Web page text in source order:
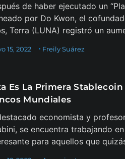
de haber ejecutado un
por Do Kwon, el
Terra (LUNA) registró un
Freily Suárez
15, 2022
Es La Primera
Mundiales
economista y
se encuentra trabajando
para aquellos que